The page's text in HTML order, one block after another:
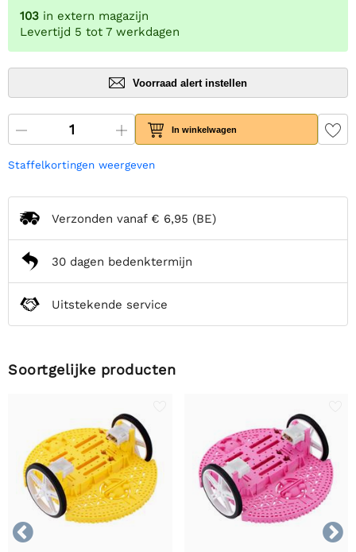
103 in extern magazijn
Levertijd 5 tot 7 werkdagen
Voorraad alert instellen
In winkelwagen
Staffelkortingen weergeven
Verzonden vanaf € 6,95 (BE)
30 dagen bedenktermijn
Uitstekende service
Soortgelijke producten

